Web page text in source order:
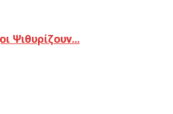
Ψιθυρίζουν…